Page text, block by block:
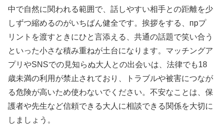
中で自然に関われる範囲で、話しやすい相手との距離を少
しずつ縮めるのがいちばん健全です。挨拶をする、прプ
リントを渡すときにひと言添える、共通の話題で笑い合う
といった小さな積み重ねが土台になります。マッチングア
プリやSNSでの見知らぬ大人との出会いは、法律でも18
歳未満の利用が禁止されており、トラブルや被害につなが
る危険が高いため使わないでください。不安なことは、保
護者や先生など信頼できる大人に相談できる関係を大切に
しましょう。